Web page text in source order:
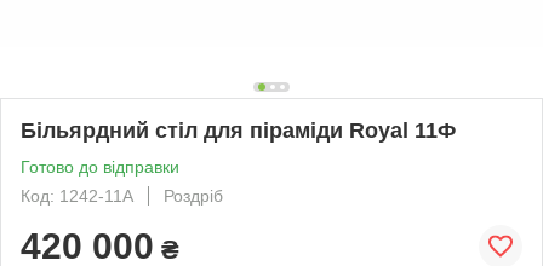
Більярдний стіл для піраміди Royal 11Ф
Готово до відправки
Код: 1242-11A
Роздріб
420 000 ₴